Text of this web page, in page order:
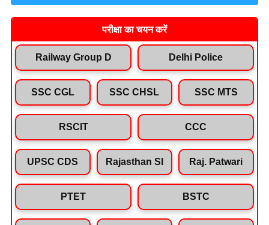
परीक्षा का चयन करें
Railway Group D Delhi Police
SSC CGL SSC CHSL SSC MTS
RSCIT CCC
UPSC CDS Rajasthan SI Raj. Patwari
PTET BSTC